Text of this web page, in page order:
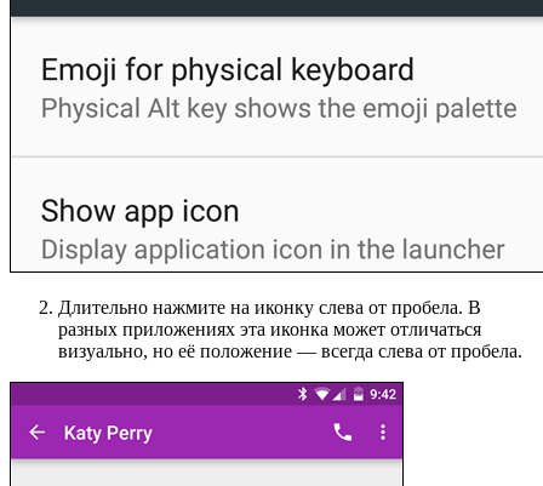
Длительно нажмите на иконку слева от пробела. В
разных приложениях эта иконка может отличаться
визуально, но её положение — всегда слева от пробела.